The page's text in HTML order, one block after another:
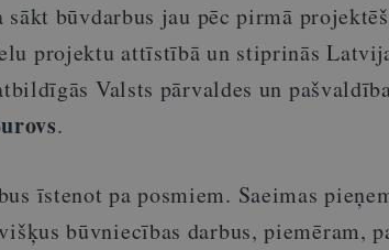
būvdarbus jau pēc pirmā
projektu attīstībā un stiprinās
Valsts pārvaldes un
.
īstenot pa posmiem. Saeimas
būvniecības darbus, piemēram,